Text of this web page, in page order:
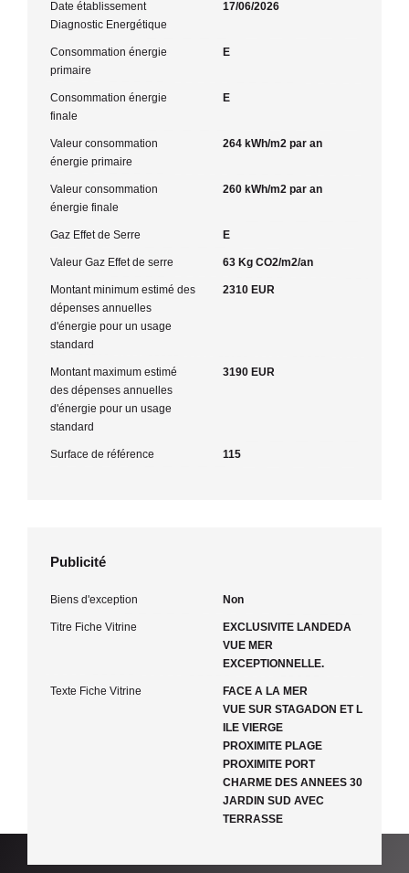
Date établissement
Diagnostic Energétique
17/06/2026
Consommation énergie
primaire
E
Consommation énergie
finale
E
Valeur consommation
énergie primaire
264 kWh/m2 par an
Valeur consommation
énergie finale
260 kWh/m2 par an
Gaz Effet de Serre E
Valeur Gaz Effet de serre 63 Kg CO2/m2/an
Montant minimum estimé des
dépenses annuelles
d'énergie pour un usage
standard
2310 EUR
Montant maximum estimé
des dépenses annuelles
d'énergie pour un usage
standard
3190 EUR
Surface de référence 115
Publicité
Biens d'exception Non
Titre Fiche Vitrine
EXCLUSIVITE LANDEDA
VUE MER
EXCEPTIONNELLE.
Texte Fiche Vitrine
FACE A LA MER
VUE SUR STAGADON ET L
ILE VIERGE
PROXIMITE PLAGE
PROXIMITE PORT
CHARME DES ANNEES 30
JARDIN SUD AVEC
TERRASSE